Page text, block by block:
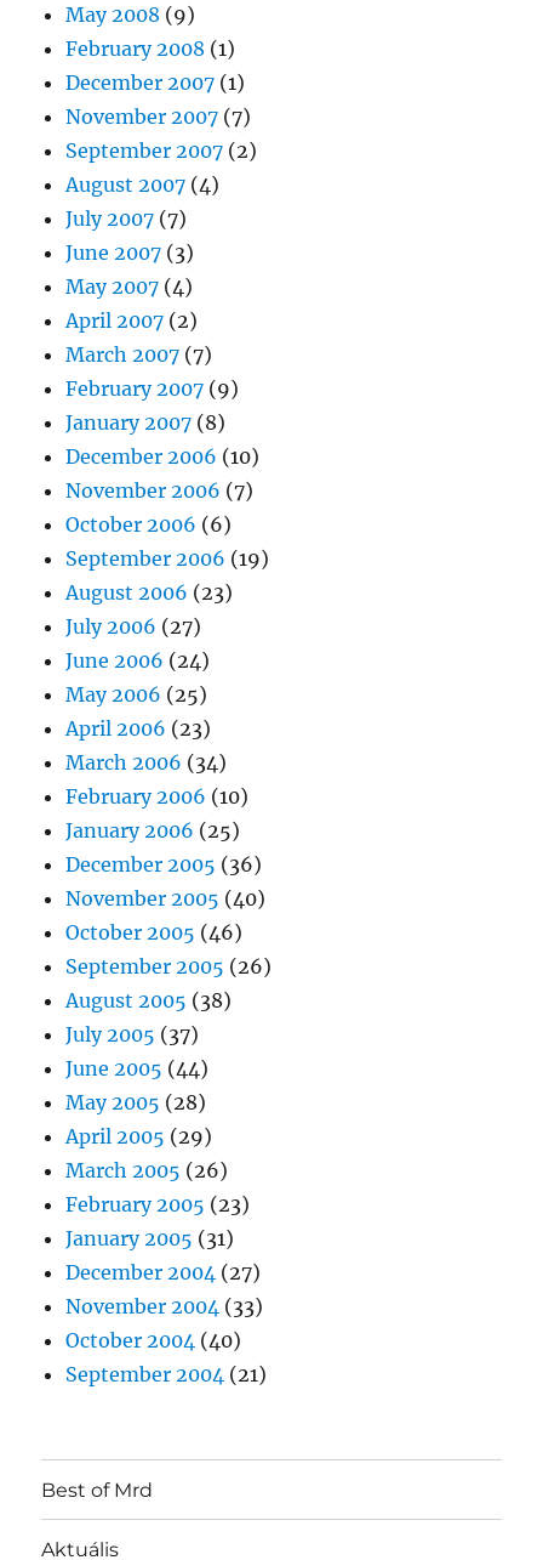
May 2008 (9)
February 2008 (1)
December 2007 (1)
November 2007 (7)
September 2007 (2)
August 2007 (4)
July 2007 (7)
June 2007 (3)
May 2007 (4)
April 2007 (2)
March 2007 (7)
February 2007 (9)
January 2007 (8)
December 2006 (10)
November 2006 (7)
October 2006 (6)
September 2006 (19)
August 2006 (23)
July 2006 (27)
June 2006 (24)
May 2006 (25)
April 2006 (23)
March 2006 (34)
February 2006 (10)
January 2006 (25)
December 2005 (36)
November 2005 (40)
October 2005 (46)
September 2005 (26)
August 2005 (38)
July 2005 (37)
June 2005 (44)
May 2005 (28)
April 2005 (29)
March 2005 (26)
February 2005 (23)
January 2005 (31)
December 2004 (27)
November 2004 (33)
October 2004 (40)
September 2004 (21)
Best of Mrd
Aktuális